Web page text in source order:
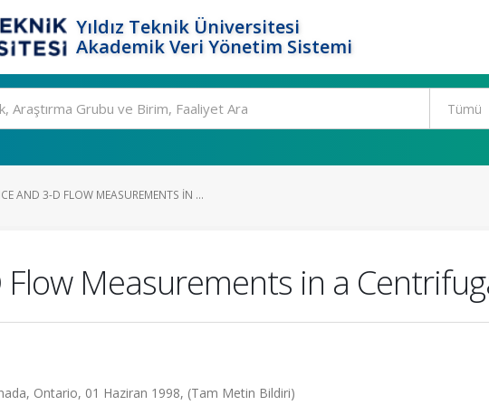
Yıldız Teknik Üniversitesi
Akademik Veri Yönetim Sistemi
AND 3-D FLOW MEASUREMENTS IN ...
Measurements in a
Ontario, 01 Haziran 1998, (Tam Metin Bildiri)